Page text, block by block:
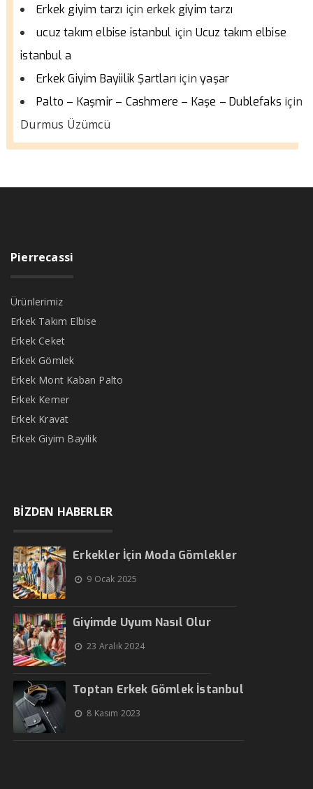
Erkek giyim tarzı için erkek giyim tarzı
ucuz takım elbise istanbul için Ucuz takım elbise
istanbul a
Erkek Giyim Bayiilik Şartları içinyaşar
Palto – Kaşmir – Cashmere – Kaşe – Dublefaks için
Durmus Üzümcü
Pierrecassi
Ürünlerimiz
Erkek Takım Elbise
Erkek Ceket
Erkek Gömlek
Erkek Mont Kaban Palto
Erkek Kemer
Erkek Kravat
Erkek Giyim Bayilik
BİZDEN HABERLER
Erkekler İçin Moda Gömlekler
9 Ocak 2025
Giyimde Uyum Nasıl Olur
23 Aralık 2024
Toptan Erkek Gömlek İstanbul
8 Kasım 2023